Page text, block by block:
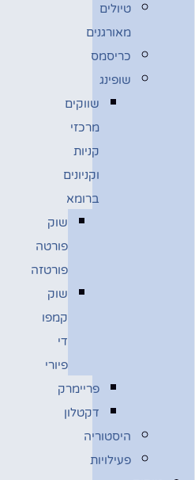
טיולים
מאורגנים
כריסמס
שופינג
שווקים
מרכזי
קניות
וקניונים
ברומא
שוק
פורטה
פורטזה
שוק
קמפו
די
פיורי
פריימרק
דקטלון
היסטוריה
פעילויות